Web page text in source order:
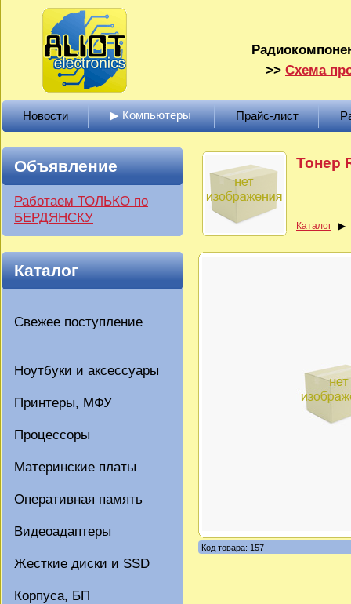
>> Схема
Новости ▶ Компьютеры Прайс-лист
Объявление
Работаем ТОЛЬКО по
БЕРДЯНСКУ
Каталог
Свежее поступление
Ноутбуки и аксессуары
Принтеры, МФУ
Процессоры
Материнские платы
Оперативная память
Видеоадаптеры
Жесткие диски и SSD
Корпуса, БП
Тонер
Каталог
Код товара: 157